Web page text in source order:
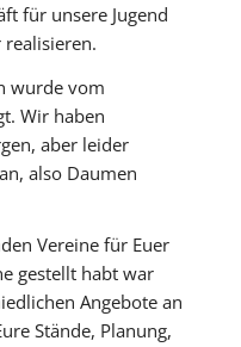
für unsere Jugend
wurde vom
Wir haben
aber leider
also Daumen
Vereine für Euer
gestellt habt war
Angebote an
Stände, Planung,